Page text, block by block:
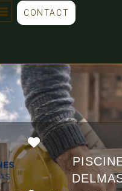
CONTACT
Favorite